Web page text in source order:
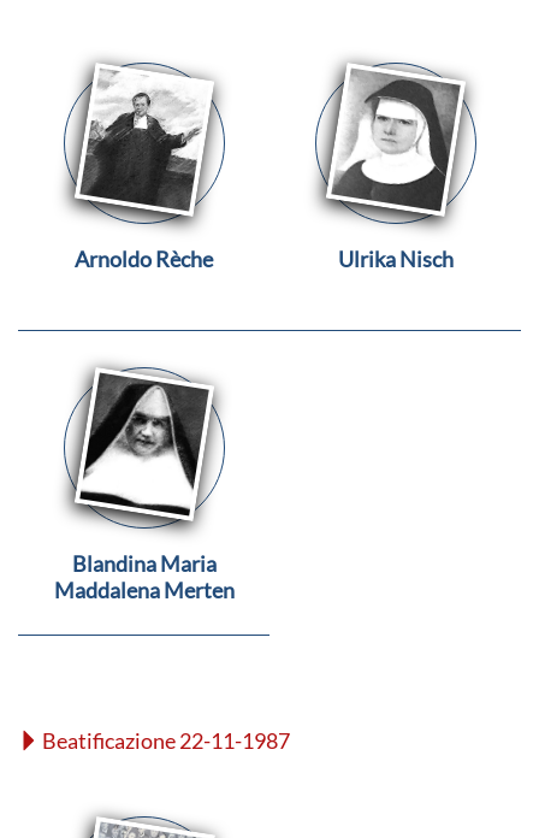
Arnoldo Rèche Ulrika Nisch
Blandina Maria
Maddalena Merten
Beatificazione 22-11-1987